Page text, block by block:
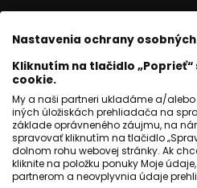
zamestnanie
Nastavenia ochrany
Kliknutím na tlačidlo
cookie.
My a naši partneri ukladáme a/
iných úložiskách prehliadača na
základe oprávneného záujmu, na
spravovať kliknutím na tlačidlo
dolnom rohu webovej stránky. Ak
kliknite na položku ponuky Moje
partnerom a neovplyvnia údaje